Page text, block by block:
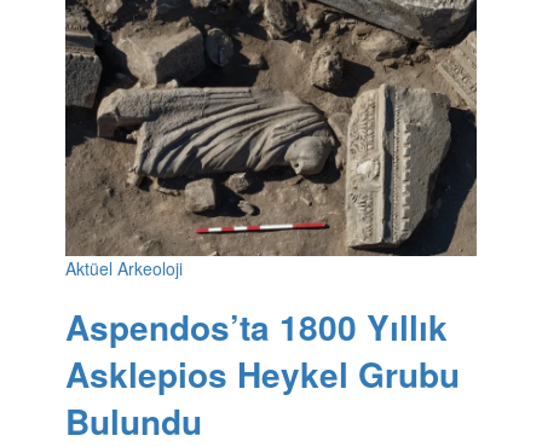
Aktüel Arkeoloji
Aspendos’ta 1800 Yıllık
Asklepios Heykel Grubu
Bulundu